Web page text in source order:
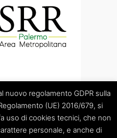
nuovo regolamento GDPR sulla
(UE) 2016/679, si
uso di cookies tecnici, che non
personale, e anche di